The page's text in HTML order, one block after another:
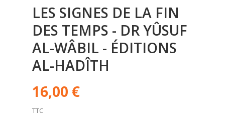
LES SIGNES DE LA FIN
DES TEMPS - DR YÛSUF
AL-WÂBIL - ÉDITIONS
AL-HADÎTH
16,00 €
TTC